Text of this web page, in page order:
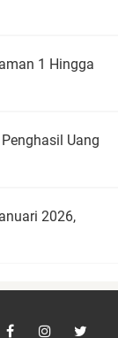
1 Hingga
Uang
2026,